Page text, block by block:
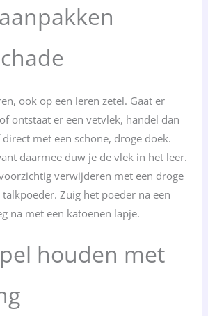
ook op een leren zetel. Gaat er
ontstaat er een vetvlek, handel dan
met een schone, droge doek.
daarmee duw je de vlek in het leer.
verwijderen met een droge
Zuig het poeder na een
na met een katoenen lapje.
houden met